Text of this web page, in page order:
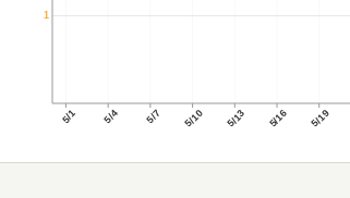
5/1 5/4 5/7 5/10 5/13 5/16 5/19
1